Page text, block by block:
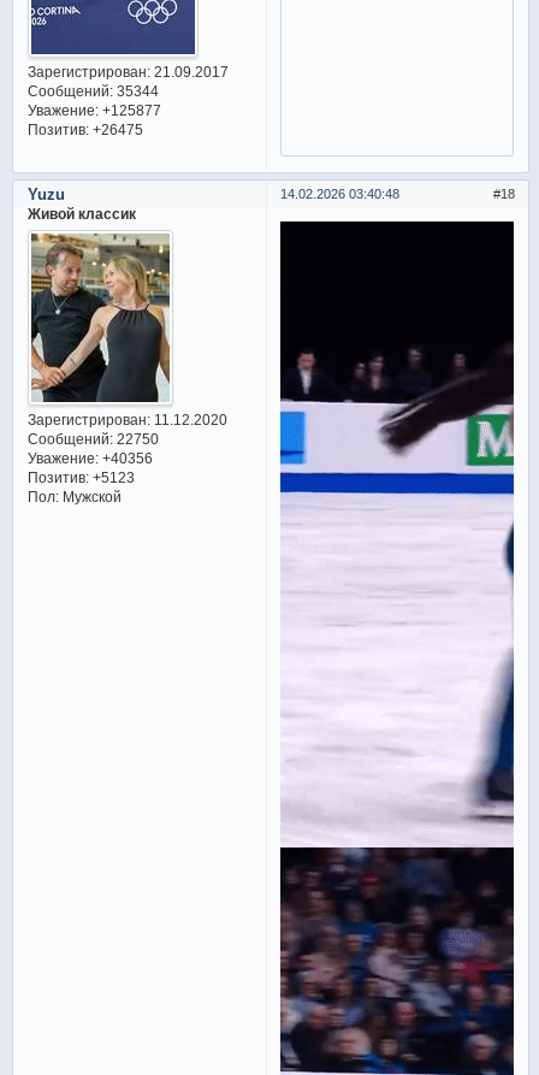
Зарегистрирован: 21.09.2017
Сообщений:35344
Уважение: +125877
Позитив: +26475
18
14.02.2026 03:40:48
Yuzu
Живой классик
Зарегистрирован: 11.12.2020
Сообщений:22750
Уважение: +40356
Позитив: +5123
Пол:Мужской